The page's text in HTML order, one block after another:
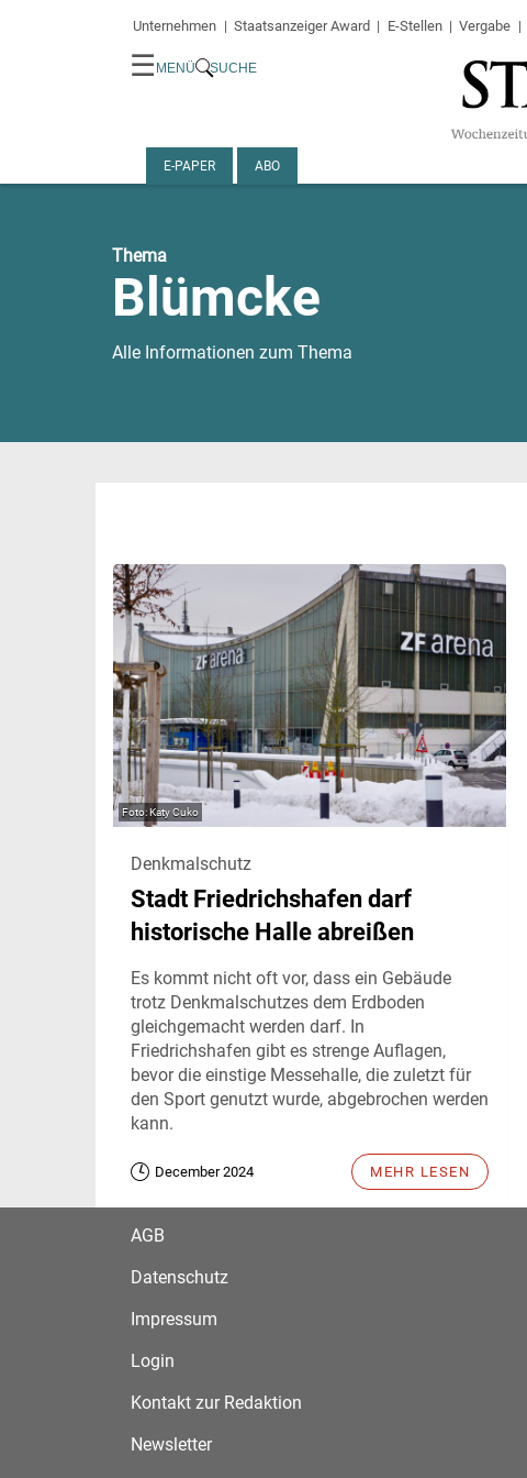
Unternehmen Staatsanzeiger Award E-Stellen Vergabe
☰ MENÜ SUCHE
E-PAPER ABO
Thema
Blümcke
Alle Informationen zum Thema
Katy Cuko
Denkmalschutz
Stadt Friedrichshafen darf
historische Halle abreißen
Es kommt nicht oft vor, dass ein Gebäude
trotz Denkmalschutzes dem Erdboden
gleichgemacht werden darf. In
Friedrichshafen gibt es strenge Auflagen,
bevor die einstige Messehalle, die zuletzt für
den Sport genutzt wurde, abgebrochen werden
kann.
December 2024 MEHR LESEN
AGB
Datenschutz
Impressum
Login
Kontakt zur Redaktion
Newsletter